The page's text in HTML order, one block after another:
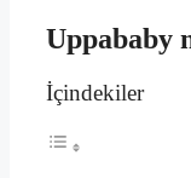
Uppababy
İçindekiler